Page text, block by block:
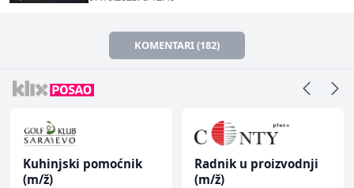
KOMENTARI (182)
Kuhinjski pomoćnik
(m/ž)
Radnik u proizvodnji
(m/ž)